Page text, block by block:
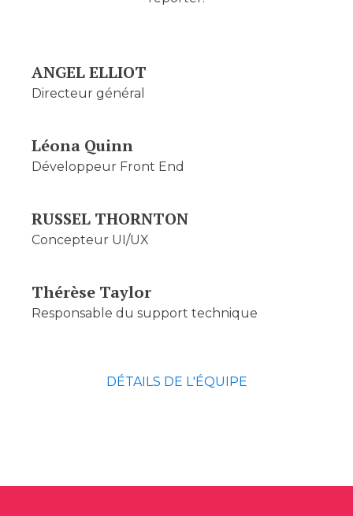
ANGEL ELLIOT
Directeur général
Léona Quinn
Développeur Front End
RUSSEL THORNTON
Concepteur UI/UX
Thérèse Taylor
Responsable du support technique
DÉTAILS DE L'ÉQUIPE